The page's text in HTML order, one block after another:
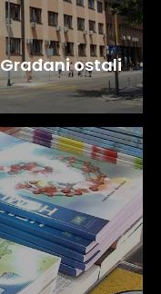
ostali